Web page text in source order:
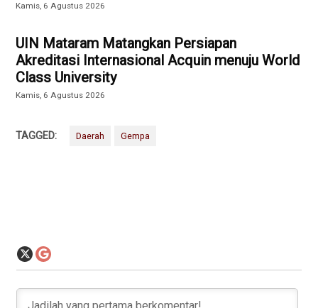
Kamis, 6 Agustus 2026
UIN Mataram Matangkan Persiapan
Akreditasi Internasional Acquin menuju World
Class University
Kamis, 6 Agustus 2026
TAGGED: Daerah Gempa